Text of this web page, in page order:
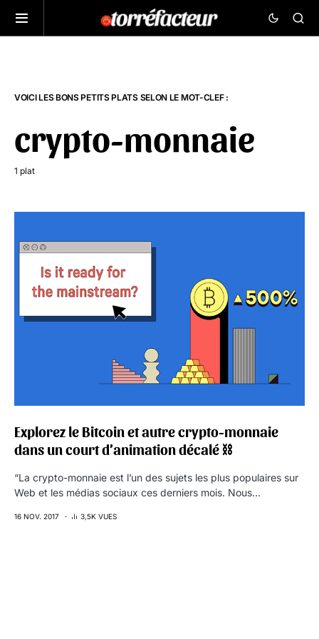
VOICI LES BONS PETITS PLATS SELON LE MOT-CLEF :
crypto-monnaie
1 plat
Explorez le Bitcoin et autre crypto-monnaie
dans un court d’animation décalé ⛓
“La crypto-monnaie est l’un des sujets les plus populaires sur
Web et les médias sociaux ces derniers mois. Nous…
16 NOV. 2017 3,5K VUES